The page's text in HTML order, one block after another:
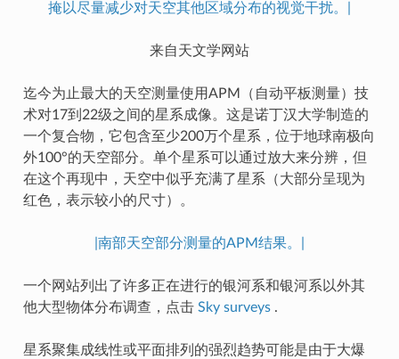
掩以尽量减少对天空其他区域分布的视觉干扰。|
来自天文学网站
迄今为止最大的天空测量使用APM（自动平板测量）技
术对17到22级之间的星系成像。这是诺丁汉大学制造的
一个复合物，它包含至少200万个星系，位于地球南极向
外100°的天空部分。单个星系可以通过放大来分辨，但
在这个再现中，天空中似乎充满了星系（大部分呈现为
红色，表示较小的尺寸）。
|南部天空部分测量的APM结果。|
一个网站列出了许多正在进行的银河系和银河系以外其
他大型物体分布调查，点击 Sky surveys.
星系聚集成线性或平面排列的强烈趋势可能是由于大爆